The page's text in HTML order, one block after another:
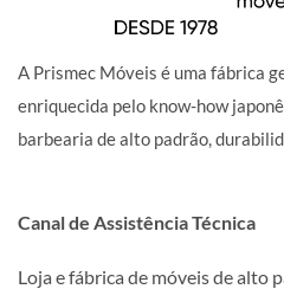
A Prismec Móveis é uma fábrica
enriquecida pelo know-how
barbearia de alto padrão,
Canal de Assistência Técnica
Loja e fábrica de móveis de alto